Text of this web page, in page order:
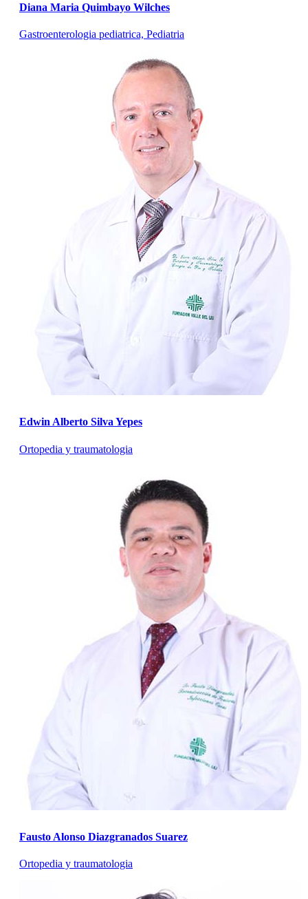
Diana Maria Quimbayo Wilches
Gastroenterologia pediatrica, Pediatria
Edwin Alberto Silva Yepes
Ortopedia y traumatologia
Fausto Alonso Diazgranados Suarez
Ortopedia y traumatologia